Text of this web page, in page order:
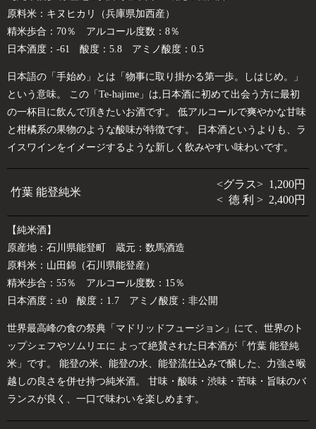
原料米：キヌヒカリ（兵庫県加西産）
精米歩合：70％ アルコール度数：8％
日本酒度：-61 酸度：5.8 アミノ酸度：0.5
日本語の「手始め」とは「物事に取り掛かる第一歩。しはじめ。」
という意味。 この「Te-hajime」は,日本酒に初めて出会う方に最初
の一杯目に飲んで頂きたいお酒です。 低アルコールで爽やかな甘味
と柑橘系の果物のような酸味が特徴です。 日本酒というよりも、ラ
イスワインをイメージするような新しく飲みやすい味わいです。
竹葉 能登純米
<グラス> 1,200円
< 徳 利 > 2,400円
【純米酒】
原産地：石川県能登町 蔵元：数馬酒造
原料米：山田錦（石川県能登産）
精米歩合：55％ アルコール度数：15％
日本酒度：±0 酸度：1.7 アミノ酸度：非公開
世界最高峰の食の祭典「マドリッドフュージョン」にて、世界のト
ップシェフやソムリエに よって絶賛された日本酒が「竹葉 能登純
米」です。 能登の米、能登の水、能登流仕込みで醸した、力強さ喉
越しの良さを併せ持つ純米酒。 甘味・酸味・渋味・苦味・旨味のバ
ランスが良く、一口で味わいを楽しめます。